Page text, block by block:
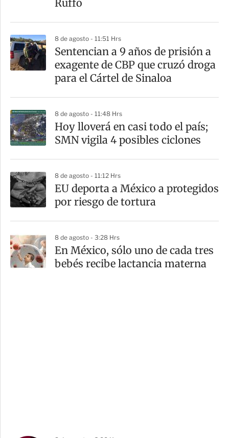
Ruffo
8 de agosto - 11:51 Hrs
Sentencian a 9 años de prisión a
exagente de CBP que cruzó droga
para el Cártel de Sinaloa
8 de agosto - 11:48 Hrs
Hoy lloverá en casi todo el país;
SMN vigila 4 posibles ciclones
8 de agosto - 11:12 Hrs
EU deporta a México a protegidos
por riesgo de tortura
8 de agosto - 3:28 Hrs
En México, sólo uno de cada tres
bebés recibe lactancia materna